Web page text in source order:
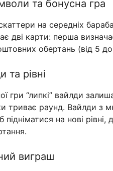
та бонусна гра
на середніх
дві карти: перша
обертань (від 5 до
та рівні
гри “липкі” вайлди
триває раунд. Вайлди з
на нові
виграш